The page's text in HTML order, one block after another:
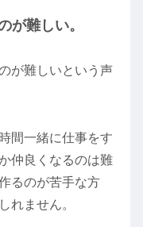
が難しい。
が難しいという声
間一緒に仕事をす
仲良くなるのは難
るのが苦手な方
れません。